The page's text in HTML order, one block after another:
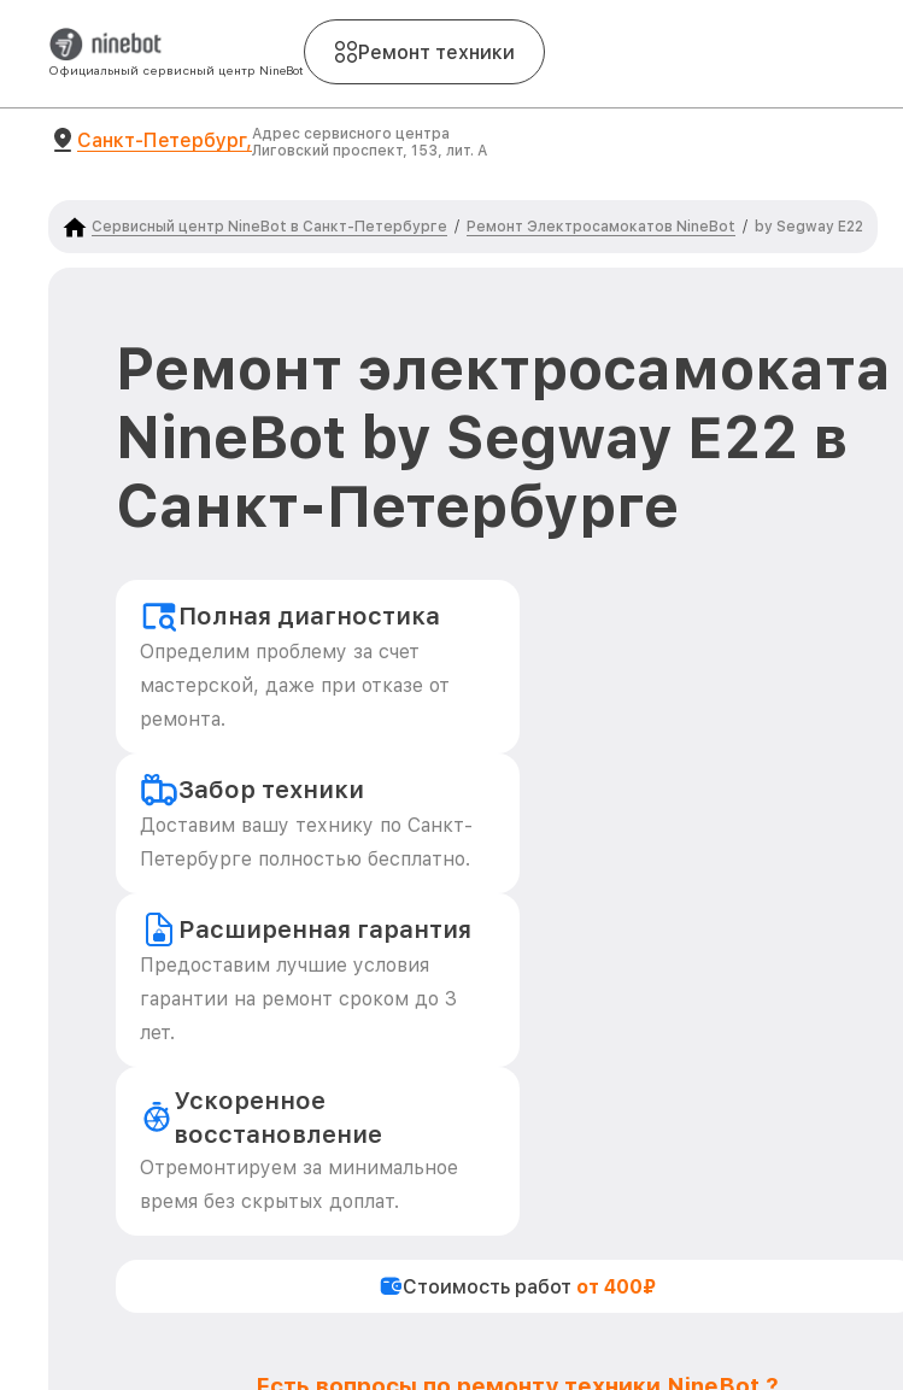
Официальный сервисный центр NineBot
Ремонт техники
Санкт-Петербург,Адрес сервисного центра
Лиговский проспект, 153, лит. А
Сервисный центр NineBot в Санкт-Петербурге / Ремонт Электросамокатов NineBot / by Segway E22
Ремонт электросамоката
NineBot by Segway E22 в
Санкт-Петербурге
Полная диагностика
Определим проблему за счет
мастерской, даже при отказе от
ремонта.
Забор техники
Доставим вашу технику по Санкт-
Петербурге полностью бесплатно.
Расширенная гарантия
Предоставим лучшие условия
гарантии на ремонт сроком до 3
лет.
Ускоренное
восстановление
Отремонтируем за минимальное
время без скрытых доплат.
Стоимость работ от 400₽